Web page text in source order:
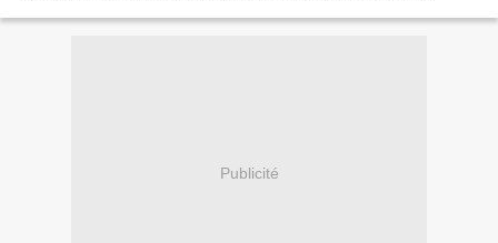
Publicité